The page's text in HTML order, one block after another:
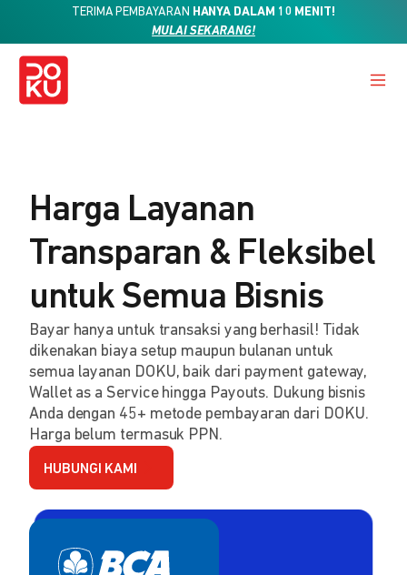
TERIMA PEMBAYARAN HANYA DALAM 10 MENIT!
MULAI SEKARANG!
Harga Layanan
Transparan & Fleksibel
untuk Semua Bisnis
Bayar hanya untuk transaksi yang berhasil! Tidak
dikenakan biaya setup maupun bulanan untuk
semua layanan DOKU, baik dari payment gateway,
Wallet as a Service hingga Payouts. Dukung bisnis
Anda dengan 45+ metode pembayaran dari DOKU.
Harga belum termasuk PPN.
HUBUNGI KAMI